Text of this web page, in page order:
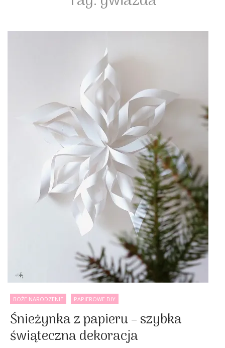
BOŻE NARODZENIE PAPIEROWE DIY
Śnieżynka z papieru – szybka
świąteczna dekoracja